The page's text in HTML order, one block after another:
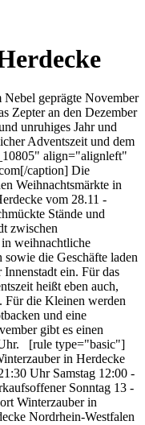
geprägte November
Zepter an den Dezember
unruhiges Jahr und
Adventszeit und dem
align="alignleft"
caption] Die
Weihnachtsmärkte in
vom 28.11 -
Stände und
zwischen
weihnachtliche
die Geschäfte laden
ein. Für das
heißt eben auch,
Für die Kleinen werden
und eine
gibt es einen
[rule type="basic"]
in Herdecke
Uhr Samstag 12:00 -
Sonntag 13 -
Winterzauber in
Nordrhein-Westfalen